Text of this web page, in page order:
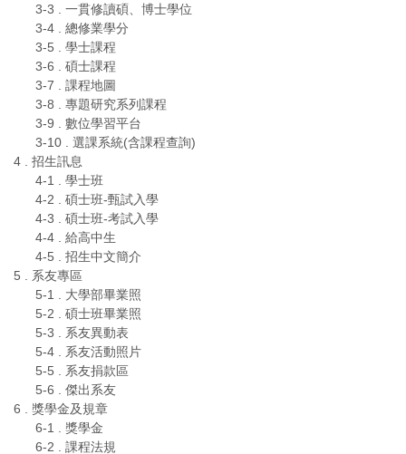
3-3 . 一貫修讀碩、博士學位
3-4 . 總修業學分
3-5 . 學士課程
3-6 . 碩士課程
3-7 . 課程地圖
3-8 . 專題研究系列課程
3-9 . 數位學習平台
3-10 . 選課系統(含課程查詢)
4 . 招生訊息
4-1 . 學士班
4-2 . 碩士班-甄試入學
4-3 . 碩士班-考試入學
4-4 . 給高中生
4-5 . 招生中文簡介
5 . 系友專區
5-1 . 大學部畢業照
5-2 . 碩士班畢業照
5-3 . 系友異動表
5-4 . 系友活動照片
5-5 . 系友捐款區
5-6 . 傑出系友
6 . 獎學金及規章
6-1 . 獎學金
6-2 . 課程法規